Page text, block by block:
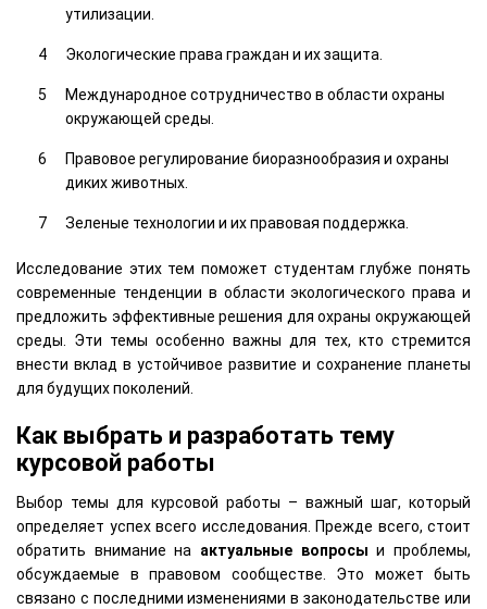
утилизации.
Экологические права граждан и их защита.
Международное сотрудничество в области охраны
окружающей среды.
Правовое регулирование биоразнообразия и охраны
диких животных.
Зеленые технологии и их правовая поддержка.
Исследование этих тем поможет студентам глубже понять
современные тенденции в области экологического права и
предложить эффективные решения для охраны окружающей
среды. Эти темы особенно важны для тех, кто стремится
внести вклад в устойчивое развитие и сохранение планеты
для будущих поколений.
Как выбрать и разработать тему
курсовой работы
Выбор темы для курсовой работы – важный шаг, который
определяет успех всего исследования. Прежде всего, стоит
обратить внимание на актуальные вопросы и проблемы,
обсуждаемые в правовом сообществе. Это может быть
связано с последними изменениями в законодательстве или